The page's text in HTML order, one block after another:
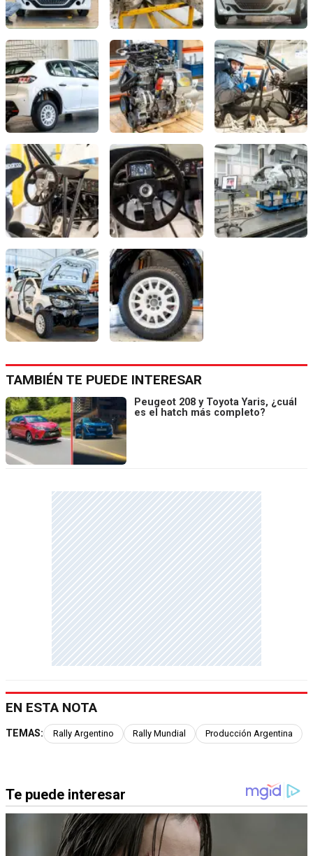
TAMBIÉN TE PUEDE INTERESAR
Peugeot 208 y Toyota Yaris, ¿cuál
es el hatch más completo?
EN ESTA NOTA
TEMAS: Rally Argentino Rally Mundial Producción Argentina